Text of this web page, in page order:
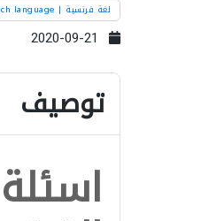
لغة فرنسية | French language
توصيف